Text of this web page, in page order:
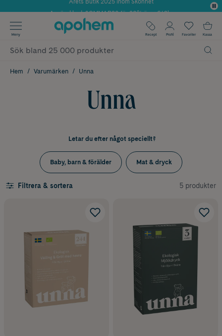
✓ Fri frakt
✓ Poäng på alla köp*
Meny Recept Profil Favoriter Kassa
Hem Varumärken Unna
Unna
Letar du efter något speciellt?
Baby, barn & förälder Mat & dryck
Filtrera & sortera 5 produkter